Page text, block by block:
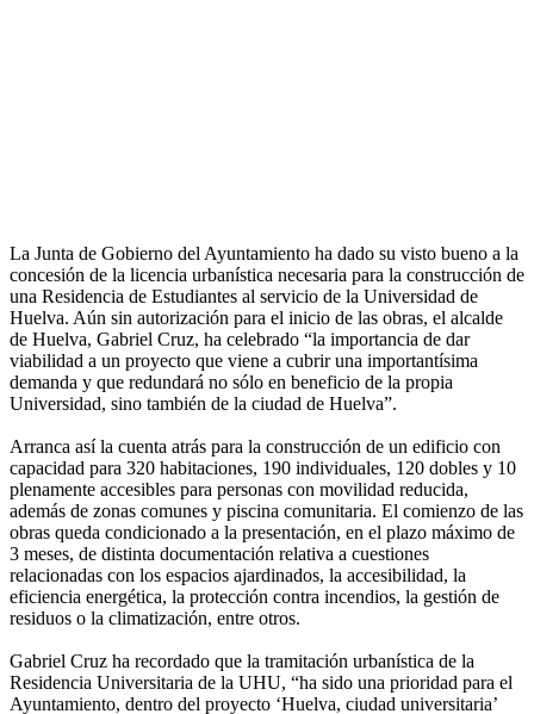
La Junta de Gobierno del Ayuntamiento ha dado su visto bueno a la
concesión de la licencia urbanística necesaria para la construcción de
una Residencia de Estudiantes al servicio de la Universidad de
Huelva. Aún sin autorización para el inicio de las obras, el alcalde
de Huelva, Gabriel Cruz, ha celebrado “la importancia de dar
viabilidad a un proyecto que viene a cubrir una importantísima
demanda y que redundará no sólo en beneficio de la propia
Universidad, sino también de la ciudad de Huelva”.
Arranca así la cuenta atrás para la construcción de un edificio con
capacidad para 320 habitaciones, 190 individuales, 120 dobles y 10
plenamente accesibles para personas con movilidad reducida,
además de zonas comunes y piscina comunitaria. El comienzo de las
obras queda condicionado a la presentación, en el plazo máximo de
3 meses, de distinta documentación relativa a cuestiones
relacionadas con los espacios ajardinados, la accesibilidad, la
eficiencia energética, la protección contra incendios, la gestión de
residuos o la climatización, entre otros.
Gabriel Cruz ha recordado que la tramitación urbanística de la
Residencia Universitaria de la UHU, “ha sido una prioridad para el
Ayuntamiento, dentro del proyecto ‘Huelva, ciudad universitaria’